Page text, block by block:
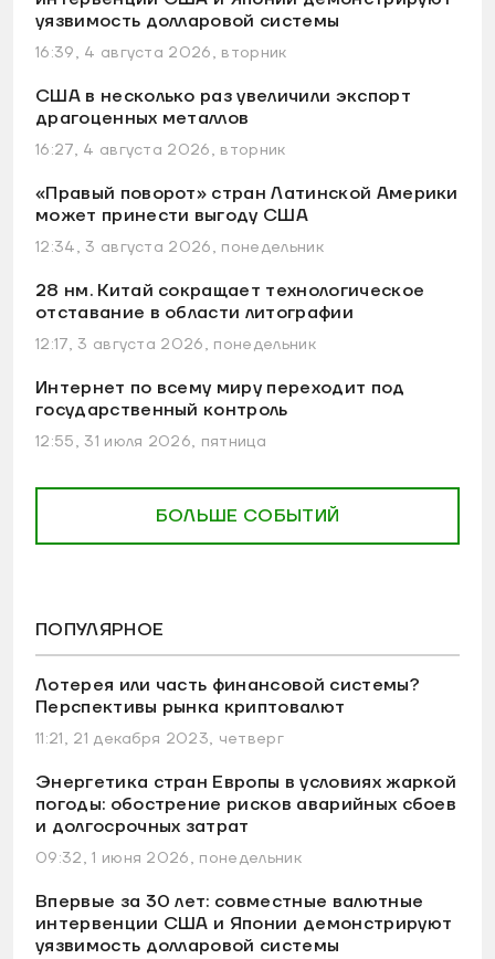
уязвимость долларовой системы
16:39, 4 августа 2026, вторник
США в несколько раз увеличили экспорт
драгоценных металлов
16:27, 4 августа 2026, вторник
«Правый поворот» стран Латинской Америки
может принести выгоду США
12:34, 3 августа 2026, понедельник
28 нм. Китай сокращает технологическое
отставание в области литографии
12:17, 3 августа 2026, понедельник
Интернет по всему миру переходит под
государственный контроль
12:55, 31 июля 2026, пятница
БОЛЬШЕ СОБЫТИЙ
ПОПУЛЯРНОЕ
Лотерея или часть финансовой системы?
Перспективы рынка криптовалют
11:21, 21 декабря 2023, четверг
Энергетика стран Европы в условиях жаркой
погоды: обострение рисков аварийных сбоев
и долгосрочных затрат
09:32, 1 июня 2026, понедельник
Впервые за 30 лет: совместные валютные
интервенции США и Японии демонстрируют
уязвимость долларовой системы